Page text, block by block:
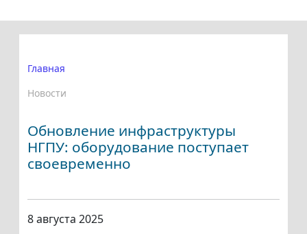
Главная
Новости
Обновление инфраструктуры
НГПУ: оборудование поступает
своевременно
8 августа 2025